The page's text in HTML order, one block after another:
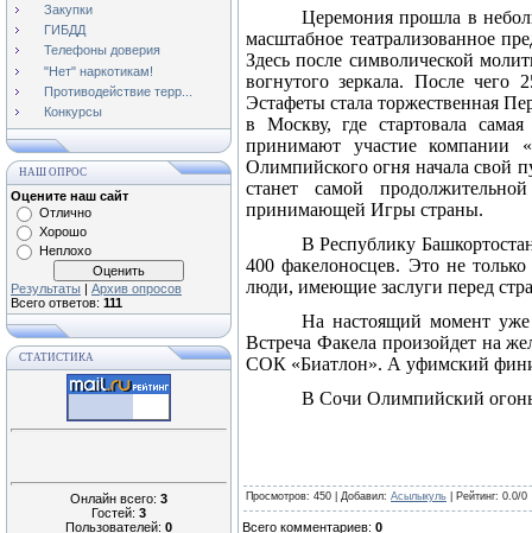
Закупки
ГИБДД
Телефоны доверия
"Нет" наркотикам!
Противодействие терр...
Конкурсы
НАШ ОПРОС
Оцените наш сайт
Отлично
Хорошо
Неплохо
Результаты | Архив опросов
Всего ответов: 111
СТАТИСТИКА
Онлайн всего: 3
Гостей: 3
Пользователей: 0
Церемония прошла в
масштабное театрализованное
Здесь после символической
вогнутого зеркала. После
Эстафеты стала торжественная
в Москву, где стартовала
принимают участие компании «
Олимпийского огня начала свой
станет самой
принимающей Игры страны.
В Республику
400 факелоносцев. Это не
люди, имеющие заслуги перед
На настоящий момент
Встреча Факела произойдет на
СОК «Биатлон». А уфимский
В Сочи Олимпийский огонь
Просмотров: 450 | Добавил: Асылыкуль Рейтинг: 0.0/0
Всего комментариев: 0